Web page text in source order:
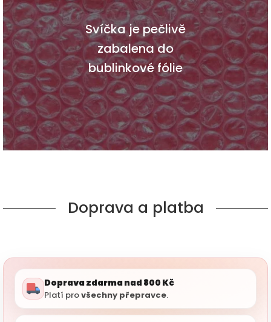
Svíčka je pečlivě
zabalena do
bublinkové fólie
Doprava a platba
Doprava zdarma nad 800 Kč
Platí provšechny přepravce.